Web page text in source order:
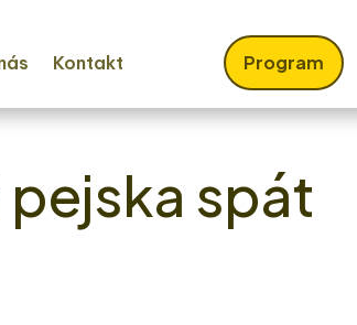
Kontakt Program
pejska spát